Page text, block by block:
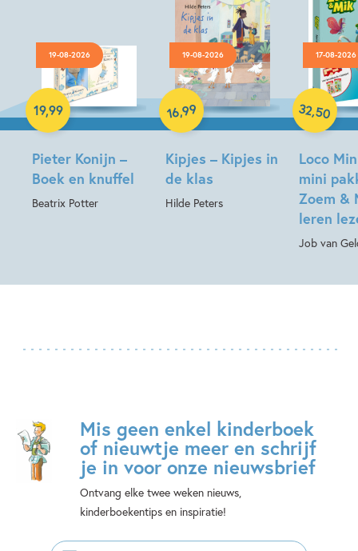
19-08-2026
Pieter Konijn –
Boek en knuffel
Beatrix Potter
19,99
Hardcover
19-08-2026
Kipjes – Kipjes in
de klas
Hilde Peters
16,99
Hardcover
17-08-2026
Loco
mini
Zoem &
leren
Job van
32,50
Paperback
Mis geen enkel kinderboek
of nieuwtje meer en schrijf
je in voor onze nieuwsbrief
Ontvang elke twee weken nieuws,
kinderboekentips en inspiratie!
E-